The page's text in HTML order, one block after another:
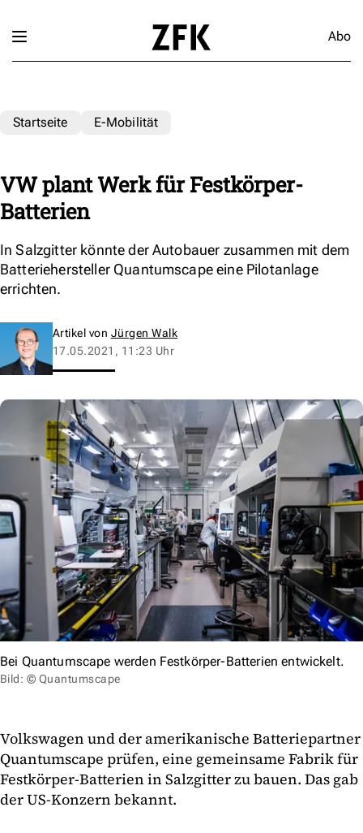
Abo
Startseite E-Mobilität
VW plant Werk für Festkörper-
Batterien
In Salzgitter könnte der Autobauer zusammen mit dem
Batteriehersteller Quantumscape eine Pilotanlage
errichten.
Artikel von Jürgen Walk
17.05.2021, 11:23 Uhr
Bei Quantumscape werden Festkörper-Batterien entwickelt.
Bild: © Quantumscape
Volkswagen und der amerikanische Batteriepartner
Quantumscape prüfen, eine gemeinsame Fabrik für
Festkörper-Batterien in Salzgitter zu bauen. Das gab
der US-Konzern bekannt.